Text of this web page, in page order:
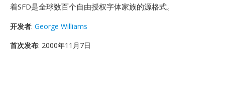
着SFD是全球数百个自由授权字体家族的源格式。
开发者: George Williams
首次发布: 2000年11月7日